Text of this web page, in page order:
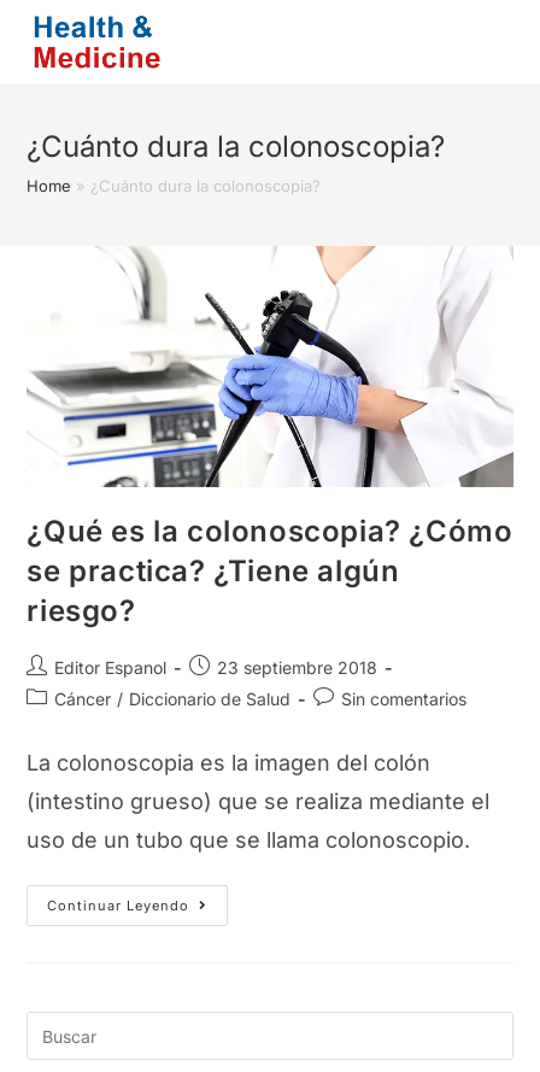
Saltar
contenido
¿Cuánto dura la colonoscopia?
Home » ¿Cuánto dura la colonoscopia?
¿Qué es la colonoscopia? ¿Cómo
se practica? ¿Tiene algún
riesgo?
Autor
de
Editor Espanol
Publicación
de
23 septiembre 2018
Categoría
entrada:
Cáncer / Diccionario de Salud
Comentarios
entrada:
Sin comentarios
La colonoscopia es la imagen del colón
(intestino grueso) que se realiza mediante el
uso de un tubo que se llama colonoscopio.
Continuar Leyendo
¿Qué
Es
Riesgo?